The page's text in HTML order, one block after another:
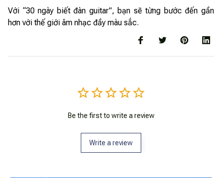
Với “30 ngày biết đàn guitar”, bạn sẽ từng bước đến gần
hơn với thế giới âm nhạc đầy màu sắc.
Be the first to write a review
Write a review